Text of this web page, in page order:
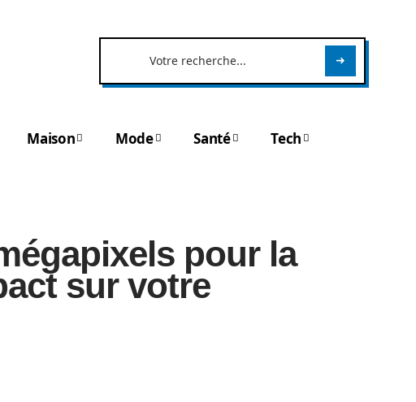
Maison Mode Santé Tech
pour la
sur votre